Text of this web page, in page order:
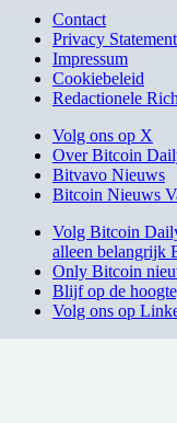
Contact
Privacy Statement
Impressum
Cookiebeleid
Redactionele
Volg ons op X
Over Bitcoin
Bitvavo Nieuws
Bitcoin Nieuws
Volg Bitcoin
alleen belangrijk
Only Bitcoin
Blijf op de
Volg ons op